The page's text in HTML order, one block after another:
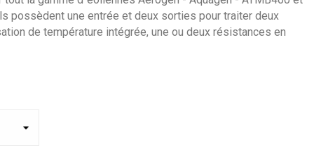
possèdent une entrée et deux sorties pour traiter deux
de température intégrée, une ou deux résistances en